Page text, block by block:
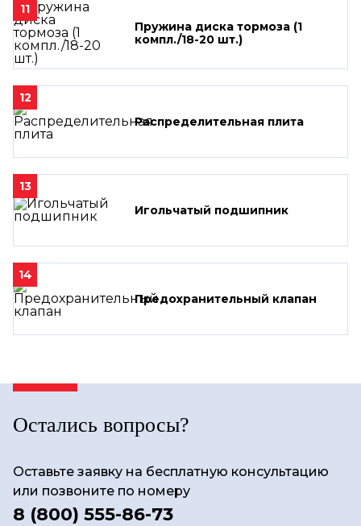
11
Пружина диска тормоза (1
компл./18-20 шт.)
12
Распределительная плита
13
Игольчатый подшипник
14
Предохранительный клапан
Остались вопросы?
Оставьте заявку на бесплатную консультацию
или позвоните по номеру
8 (800) 555-86-73